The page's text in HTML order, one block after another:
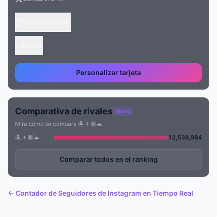
Personalizar tarjeta
Comparativa de rivales Nuevo
Mira cómo se compara 🏝️👦🏾🐢.
🏝️👦🏾🐢
12,539,984
Comparar todos en el ranking
← Contador de Seguidores de Instagram en Tiempo Real